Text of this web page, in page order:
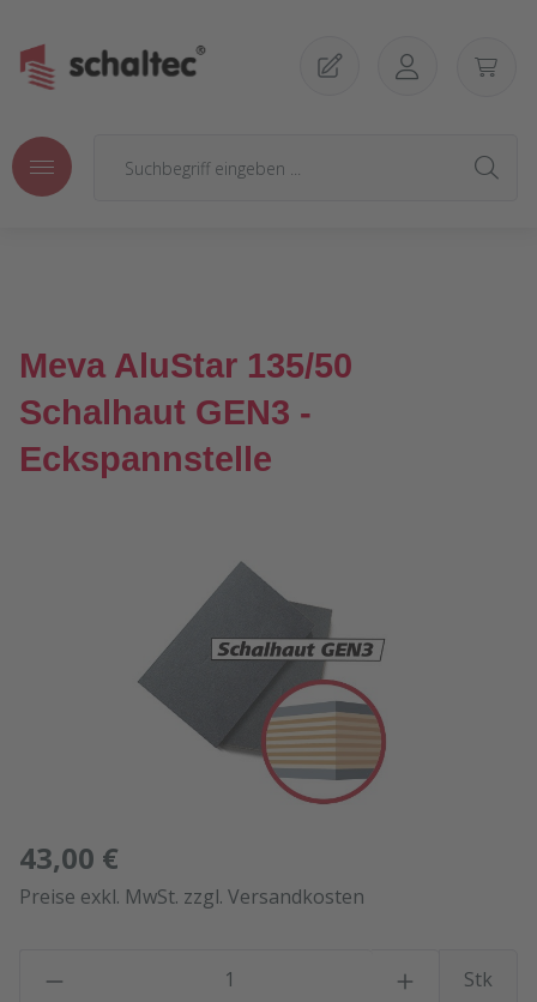
Meva AluStar 135/50
Schalhaut GEN3 -
Eckspannstelle
Bildergalerie überspringen
43,00 €
Preise exkl. MwSt. zzgl. Versandkosten
Stk